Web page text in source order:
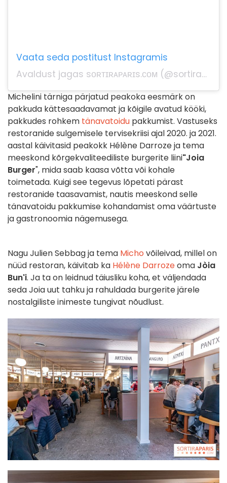
Vaata seda postitust Instagramis
Avaldust jagas sᴏʀᴛɪʀᴀᴘᴀʀɪs.ᴄᴏᴍ (@sortiraparis.officiel)
Michelini tärniga pärjatud peakoka eesmärk on
pakkuda kättesaadavamat ja kõigile avatud kööki,
pakkudes rohkem tänavatoidu pakkumist. Vastuseks
restoranide sulgemisele tervisekriisi ajal 2020. ja 2021.
aastal käivitasid peakokk Hélène Darroze ja tema
meeskond kõrgekvaliteediliste burgerite liini"Joia
Burger", mida saab kaasa võtta või kohale
toimetada. Kuigi see tegevus lõpetati pärast
restoranide taasavamist, nautis meeskond selle
tänavatoidu pakkumise kohandamist oma väärtuste
ja gastronoomia nägemusega.
Nagu Julien Sebbag ja tema Micho võileivad, millel on
nüüd restoran, käivitab ka Hélène Darrozeoma Jòia
Bun'i. Ja ta on leidnud täiusliku koha, et väljendada
seda Joia uut tahku ja rahuldada burgerite järele
nostalgiliste inimeste tungivat nõudlust.